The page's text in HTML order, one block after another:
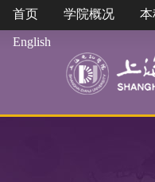
首页 学院概况 本
English